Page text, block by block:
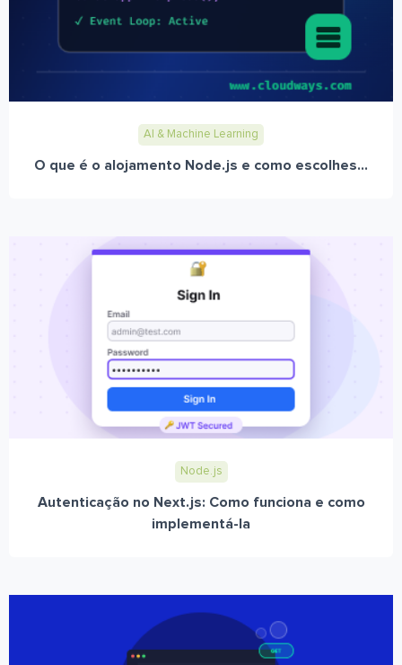
AI & Machine Learning
O que é o alojamento Node.js e como escolhes...
Node.js
Autenticação no Next.js: Como funciona e como
implementá-la